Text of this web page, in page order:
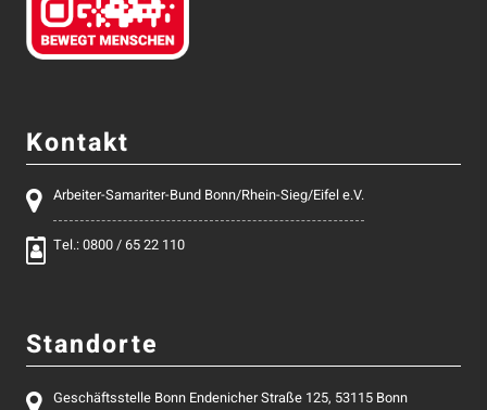
Kontakt
Arbeiter-Samariter-Bund Bonn/Rhein-Sieg/Eifel e.V.
Tel.: 0800 / 65 22 110
Standorte
Geschäftsstelle Bonn Endenicher Straße 125, 53115 Bonn